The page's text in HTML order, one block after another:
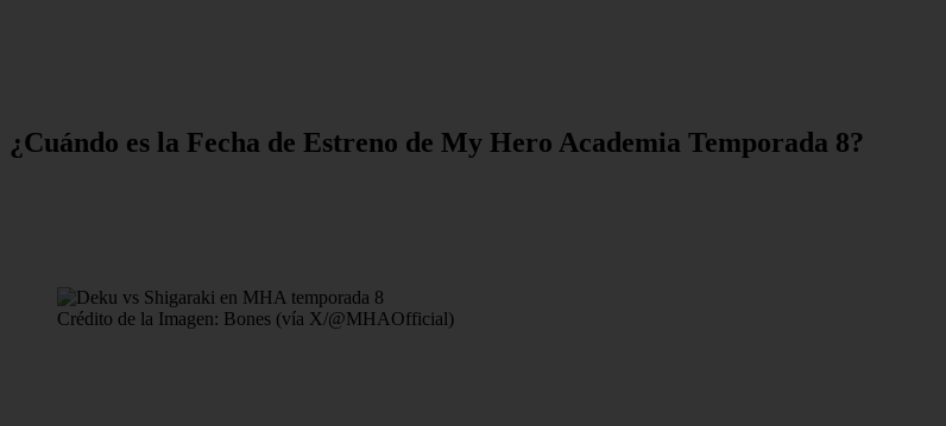
¿Cuándo es la Fecha de Estreno de My Hero Academia Temporada 8?
Crédito de la Imagen: Bones (vía X/@MHAOfficial)